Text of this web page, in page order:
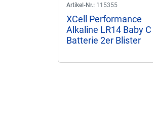
Artikel-Nr.: 115355
XCell Performance
Alkaline LR14 Baby C
Batterie 2er Blister